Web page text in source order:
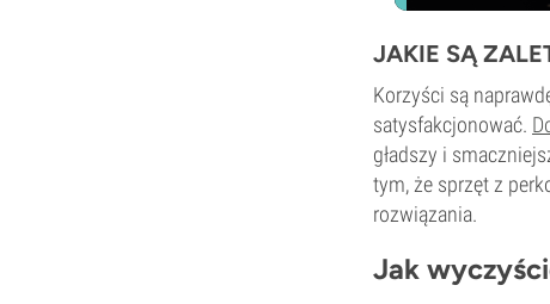
JAKIE SĄ
Korzyści są
satysfakcjonować.
gładszy i
tym, że sprzęt z
rozwiązania.
Jak